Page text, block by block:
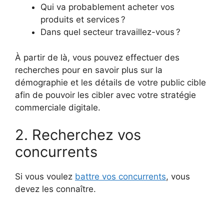
Qui va probablement acheter vos
produits et services ?
Dans quel secteur travaillez-vous ?
À partir de là, vous pouvez effectuer des
recherches pour en savoir plus sur la
démographie et les détails de votre public cible
afin de pouvoir les cibler avec votre stratégie
commerciale digitale.
2. Recherchez vos
concurrents
Si vous voulez battre vos concurrents, vous
devez les connaître.